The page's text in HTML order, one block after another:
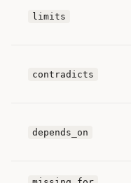
limits
contradicts
depends_on